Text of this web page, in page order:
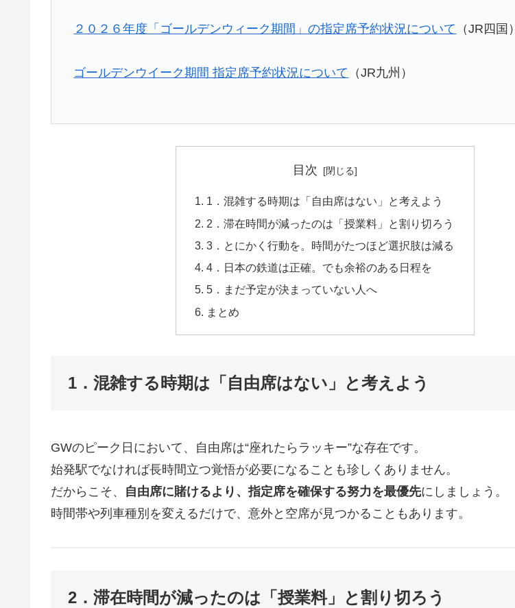
２０２６年度「ゴールデンウィーク期間」の指定席予約状況について （JR四国）
ゴールデンウイーク期間 指定席予約状況について （JR九州）
目次
1．混雑する時期は「自由席はない」と考えよう
2．滞在時間が減ったのは「授業料」と割り切ろう
3．とにかく行動を。時間がたつほど選択肢は減る
4．日本の鉄道は正確。でも余裕のある日程を
5．まだ予定が決まっていない人へ
まとめ
1．混雑する時期は「自由席はない」と考えよう
GWのピーク日において、自由席は“座れたらラッキー”な存在です。
始発駅でなければ長時間立つ覚悟が必要になることも珍しくありません。
だからこそ、 自由席に賭けるより、指定席を確保する努力を最優先にしましょう。
時間帯や列車種別を変えるだけで、意外と空席が見つかることもあります。
2．滞在時間が減ったのは「授業料」と割り切ろう